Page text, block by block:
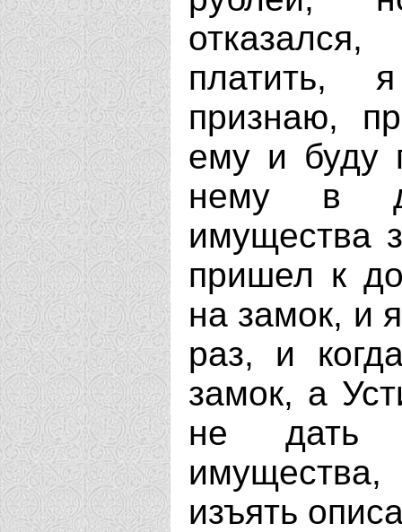
платить,
признаю,
ему и буду
нему в
имущества
пришел к
на замок, и
раз, и
замок, а
не дать
изъять